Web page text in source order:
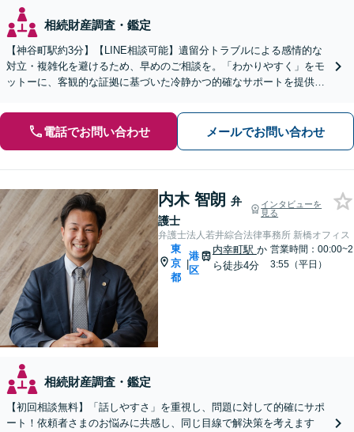
相続財産調査・鑑定
【神谷町駅約3分】【LINE相談可能】遺留分トラブルによる感情的な
対立・複雑化を避けるため、早めのご相談を。「わかりやすく」をモ
ットーに、客観的な証拠に基づいた冷静かつ的確なサポートを提供
電話でお問い合わせ メールでお問い合わせ
内木 智朗 弁
護士
インタビューを
見る
弁護士法人若井綜合法律事務所 新橋オフィス
東
京
都
|
港
区
内幸町駅 か
ら徒歩4分
営業時間：00:00~2
3:55（平日）
相続財産調査・鑑定
【初回相談無料】「話しやすさ」を重視し、問題に対して的確にサポ
ート！依頼者さまのお悩みに共感し、同じ目線で解決策を考えます